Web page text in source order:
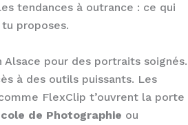
tendances à outrance : ce qui
proposes.
pour des portraits soignés.
à des outils puissants. Les
FlexClip t’ouvrent la porte
de Photographie ou